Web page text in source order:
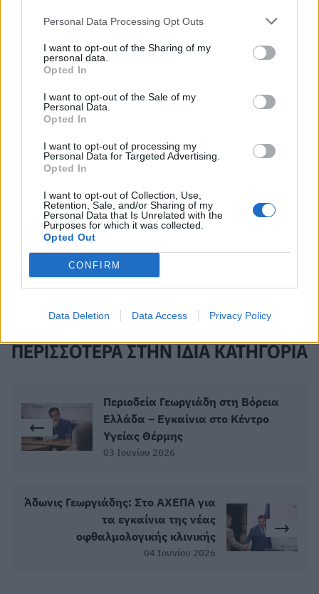
Personal Data Processing Opt Outs
I want to opt-out of the Sharing of my
personal data.
Opted In
I want to opt-out of the Sale of my
Personal Data.
Opted In
I want to opt-out of processing my
Personal Data for Targeted Advertising.
Opted In
I want to opt-out of Collection, Use,
Retention, Sale, and/or Sharing of my
Personal Data that Is Unrelated with the
Purposes for which it was collected.
Opted Out
CONFIRM
Data Deletion Data Access Privacy Policy
συνδέονται με χαμηλότερο
κίνδυνο καρκίνου του μαστού –
Νέα έρευνα
Τελευταία τροποποίηση στις 03/06/2026 - 15:42
στα αγαπημένα σου στη
Google
ΝΟΣΟΚΟΜΕΙΑ ΕΣΥ ΕΦΗΜΕΡΙΕΣ
MYHEALTHAPP
ΠΕΡΙΣΣΟΤΕΡΑ ΣΤΗΝ ΙΔΙΑ ΚΑΤΗΓΟΡΙΑ
Περιοδεία Γεωργιάδη στη Βόρεια
Ελλάδα – Εγκαίνια στο Κέντρο
Υγείας Θέρμης
03 Ιουνίου 2026
Άδωνις Γεωργιάδης: Στο ΑΧΕΠΑ για
τα εγκαίνια της νέας
οφθαλμολογικής κλινικής
04 Ιουνίου 2026